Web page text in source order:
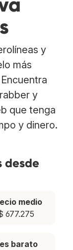
y
más
y
que tenga
y dinero.
desde
medio
677.275
barato